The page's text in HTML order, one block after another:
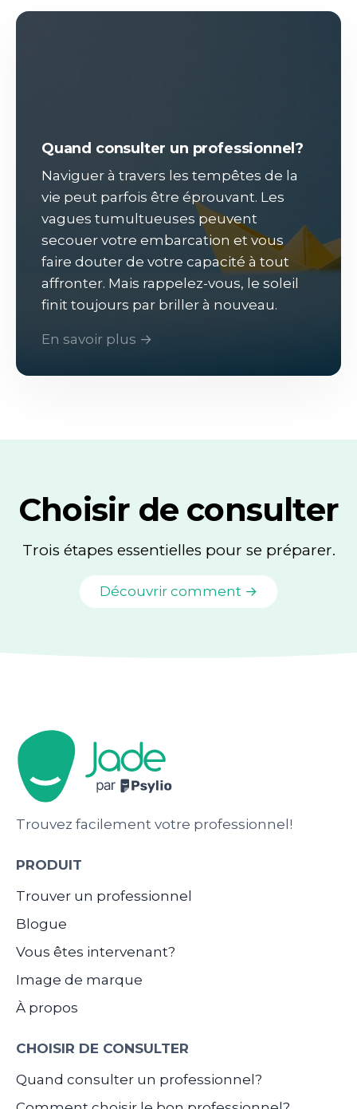
Quand consulter un professionnel?
Naviguer à travers les tempêtes de la
vie peut parfois être éprouvant. Les
vagues tumultueuses peuvent
secouer votre embarcation et vous
faire douter de votre capacité à tout
affronter. Mais rappelez-vous, le soleil
finit toujours par briller à nouveau.
En savoir plus →
Choisir de consulter
Trois étapes essentielles pour se préparer.
Découvrir comment →
Trouvez facilement votre professionnel!
PRODUIT
Trouver un professionnel
Blogue
Vous êtes intervenant?
Image de marque
À propos
CHOISIR DE CONSULTER
Quand consulter un professionnel?